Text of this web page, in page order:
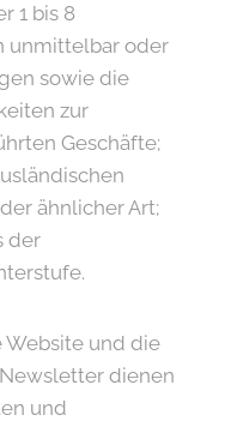
1 bis 8
unmittelbar oder
sowie die
zur
Geschäfte;
ähnlicher Art;
der
Website und die
dienen
und